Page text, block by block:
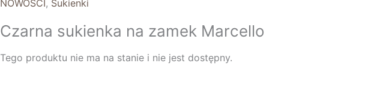
NOWOŚCI, Sukienki
Czarna sukienka na zamek Marcello
Tego produktu nie ma na stanie i nie jest dostępny.